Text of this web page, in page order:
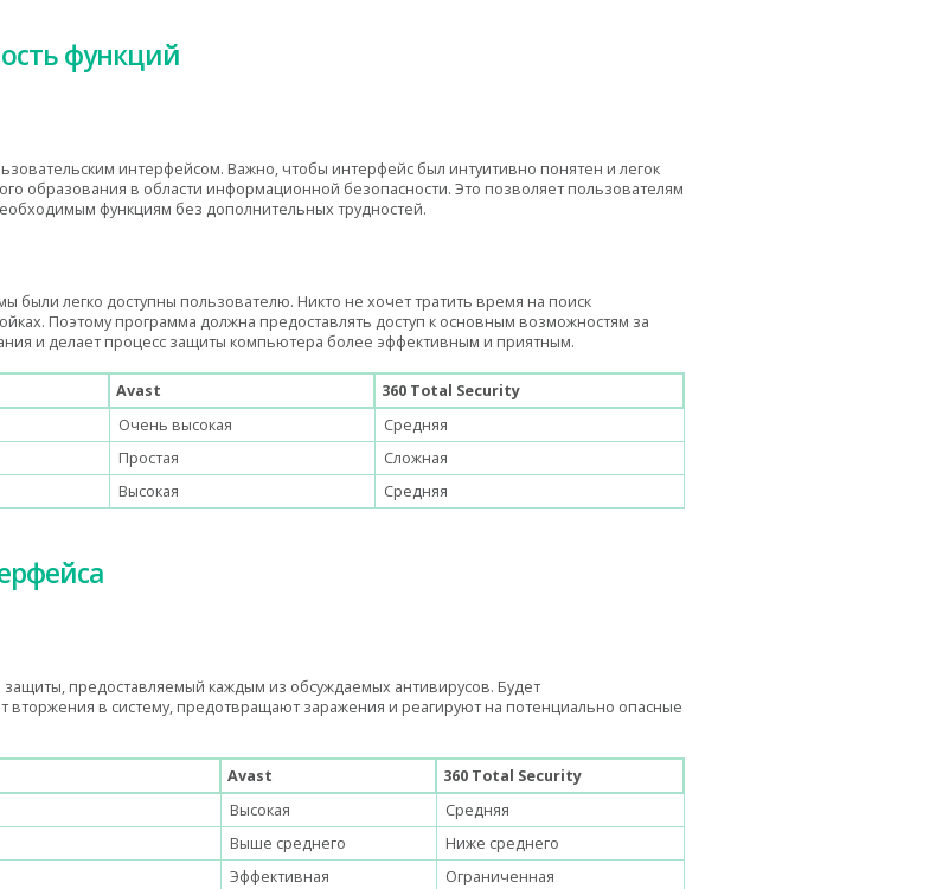
функций
интерфейсом. Важно, чтобы интерфейс был интуитивно понятен и легок
образования в области информационной безопасности. Это позволяет пользователям
функциям без дополнительных трудностей.
были легко доступны пользователю. Никто не хочет тратить время на поиск
Поэтому программа должна предоставлять доступ к основным возможностям за
и делает процесс защиты компьютера более эффективным и приятным.
Avast
360 Total Security
Очень высокая
Средняя
Простая
Сложная
Высокая Средняя
предоставляемый каждым из обсуждаемых антивирусов. Будет
вторжения в систему, предотвращают заражения и реагируют на потенциально опасные
Avast
360 Total Security
Высокая
Средняя
Выше среднего
Ниже среднего
Эффективная Ограниченная